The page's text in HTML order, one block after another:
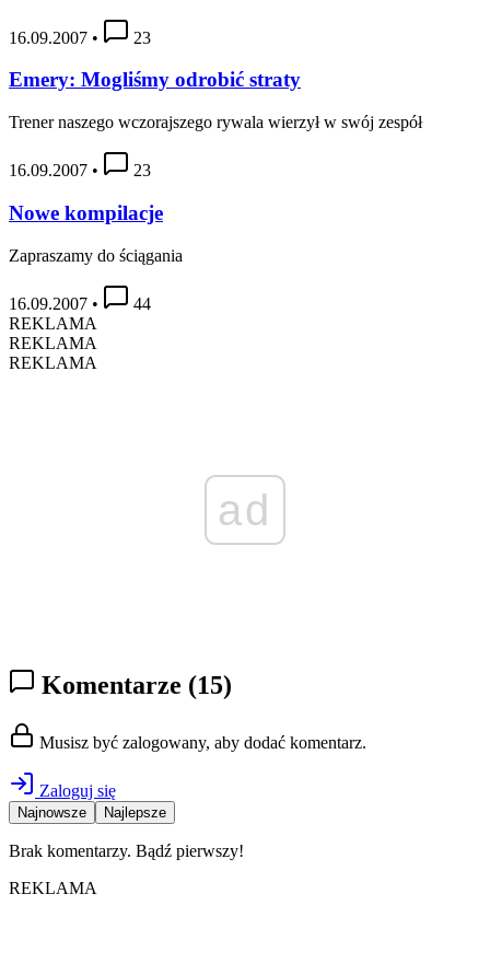
16.09.2007 • 23
Emery: Mogliśmy odrobić straty
Trener naszego wczorajszego rywala wierzył w swój zespół
16.09.2007 • 23
Nowe kompilacje
Zapraszamy do ściągania
16.09.2007 •
44
REKLAMA
REKLAMA
REKLAMA
ad
Komentarze (15)
Musisz być zalogowany, aby dodać komentarz.
Zaloguj się
Najnowsze Najlepsze
Brak komentarzy. Bądź pierwszy!
REKLAMA